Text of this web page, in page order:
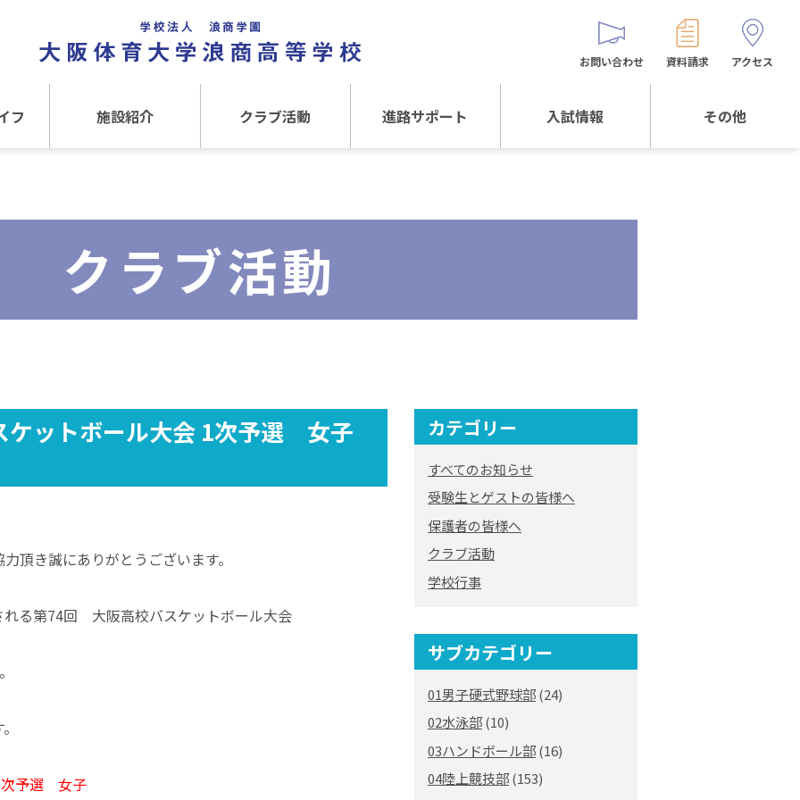
フ 施設紹介 クラブ活動
文化クラブ
進路サポート 入試情報 その他
お問い合わせ 資料請求 アクセス
クラブ活動
ットボール大会 1次予選 女子
頂き誠にありがとうございます。
る第74回 大阪高校バスケットボール大会
次予選 女子
カテゴリー
すべてのお知らせ
受験生とゲストの皆様へ
保護者の皆様へ
クラブ活動
学校行事
サブカテゴリー
01男子硬式野球部(24)
02水泳部(10)
03ハンドボール部(16)
04陸上競技部(153)